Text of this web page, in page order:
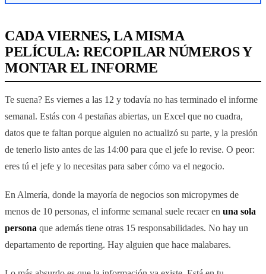
CADA VIERNES, LA MISMA
PELÍCULA: RECOPILAR NÚMEROS Y
MONTAR EL INFORME
Te suena? Es viernes a las 12 y todavía no has terminado el informe
semanal. Estás con 4 pestañas abiertas, un Excel que no cuadra,
datos que te faltan porque alguien no actualizó su parte, y la presión
de tenerlo listo antes de las 14:00 para que el jefe lo revise. O peor:
eres tú el jefe y lo necesitas para saber cómo va el negocio.
En Almería, donde la mayoría de negocios son micropymes de
menos de 10 personas, el informe semanal suele recaer en una sola
persona que además tiene otras 15 responsabilidades. No hay un
departamento de reporting. Hay alguien que hace malabares.